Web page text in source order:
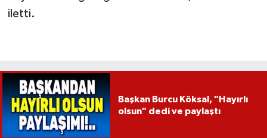
iletti.
Başkan Burcu Köksal, "Hayırlı
olsun" dedi ve paylaştı